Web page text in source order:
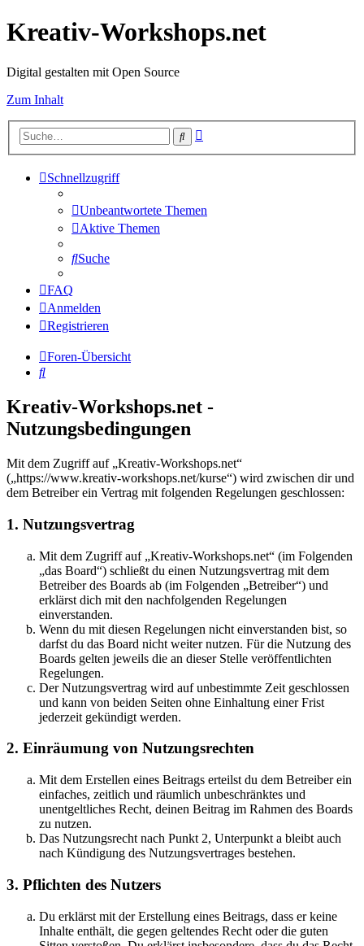
Kreativ-Workshops.net
Digital gestalten mit Open Source
Zum Inhalt
Suche
Schnellzugriff
Unbeantwortete Themen
Aktive Themen
Suche
FAQ
Anmelden
Registrieren
Foren-Übersicht
Suche
Kreativ-Workshops.net -
Nutzungsbedingungen
Mit dem Zugriff auf „Kreativ-Workshops.net“
(„https://www.kreativ-workshops.net/kurse“) wird zwischen dir und
dem Betreiber ein Vertrag mit folgenden Regelungen geschlossen:
1. Nutzungsvertrag
Mit dem Zugriff auf „Kreativ-Workshops.net“ (im Folgenden
„das Board“) schließt du einen Nutzungsvertrag mit dem
Betreiber des Boards ab (im Folgenden „Betreiber“) und
erklärst dich mit den nachfolgenden Regelungen
einverstanden.
Wenn du mit diesen Regelungen nicht einverstanden bist, so
darfst du das Board nicht weiter nutzen. Für die Nutzung des
Boards gelten jeweils die an dieser Stelle veröffentlichten
Regelungen.
Der Nutzungsvertrag wird auf unbestimmte Zeit geschlossen
und kann von beiden Seiten ohne Einhaltung einer Frist
jederzeit gekündigt werden.
2. Einräumung von Nutzungsrechten
Mit dem Erstellen eines Beitrags erteilst du dem Betreiber ein
einfaches, zeitlich und räumlich unbeschränktes und
unentgeltliches Recht, deinen Beitrag im Rahmen des Boards
zu nutzen.
Das Nutzungsrecht nach Punkt 2, Unterpunkt a bleibt auch
nach Kündigung des Nutzungsvertrages bestehen.
3. Pflichten des Nutzers
Du erklärst mit der Erstellung eines Beitrags, dass er keine
Inhalte enthält, die gegen geltendes Recht oder die guten